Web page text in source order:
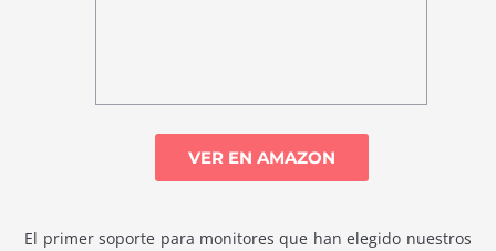
VER EN AMAZON
El primer soporte para monitores que han elegido nuestros